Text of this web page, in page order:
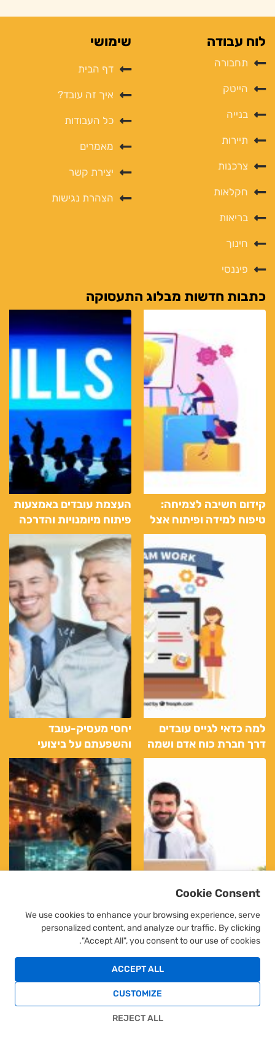
כתבות חדשות מבלוג התעסוקה
קידום חשיבה לצמיחה:
טיפוח למידה ופיתוח אצל
עובדים
העצמת עובדים באמצעות
פיתוח מיומנויות והדרכה
למה כדאי לגייס עובדים
דרך חברת כוח אדם ושמה
איכותית?
יחסי מעסיק-עובד
והשפעתם על ביצועי
העסק
המתאימה
בלי לדעת קוד?
שימושי
דף הבית
איך זה עובד?
כל העבודות
מאמרים
יצירת קשר
הצהרת נגישות
לוח עבודה
תחבורה
הייטק
בנייה
תיירות
צרכנות
חקלאות
בריאות
חינוך
פיננסי
שלח פניה
Cookie Consent
We use cookies to enhance your browsing experience, serve
personalized content, and analyze our traffic. By clicking
"Accept All", you consent to our use of cookies.
ACCEPT ALL
CUSTOMIZE
REJECT ALL